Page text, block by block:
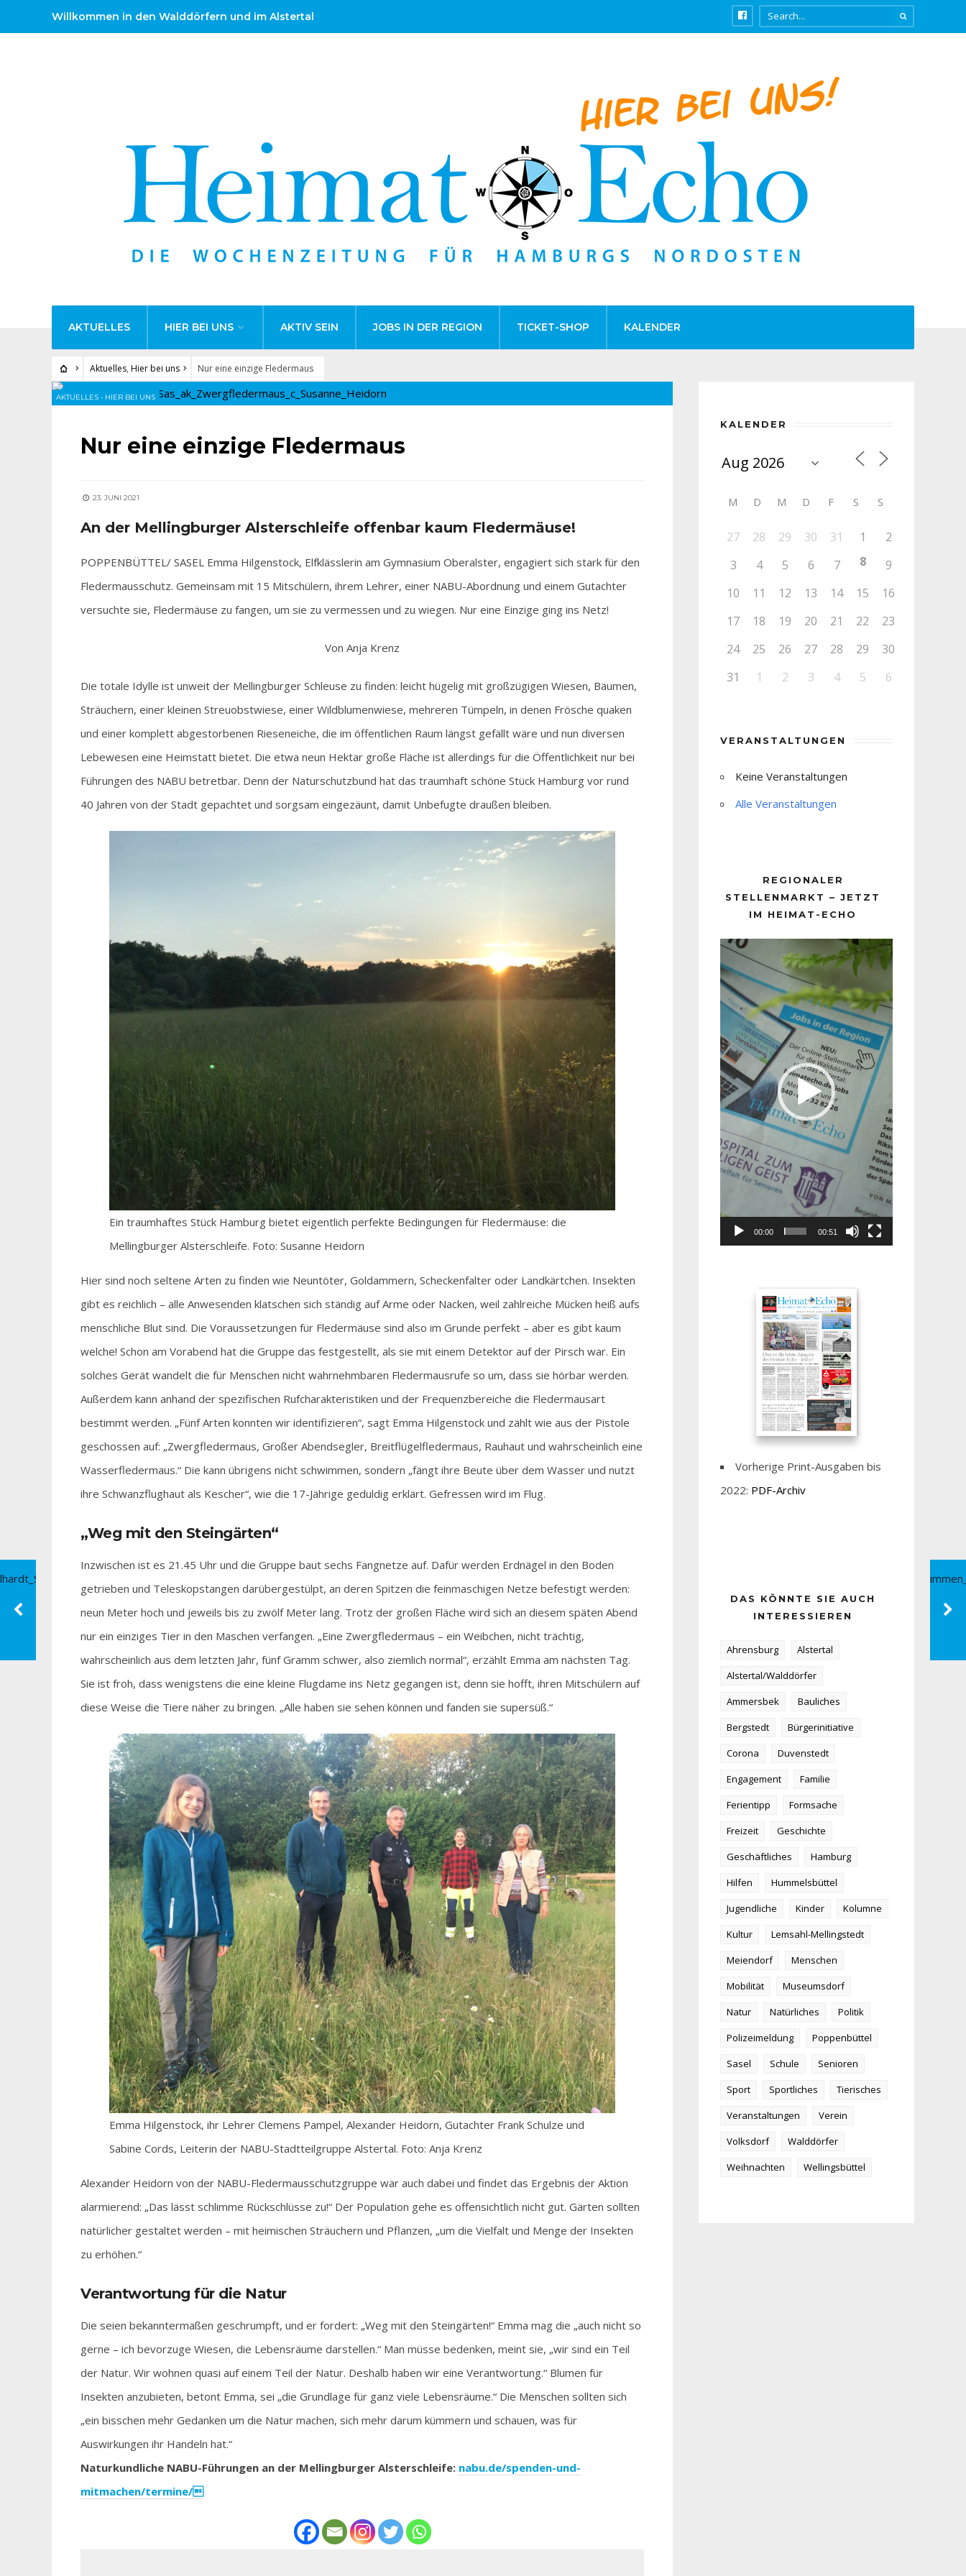
Willkommen in den Walddörfern und im Alstertal
AKTUELLES HIER BEI UNS AKTIV SEIN JOBS IN DER REGION TICKET-SHOP KALENDER
Aktuelles, Hier bei uns Nur eine einzige Fledermaus
AKTUELLES • HIER BEI UNS
Nur eine einzige Fledermaus
23. JUNI 2021
An der Mellingburger Alsterschleife offenbar kaum Fledermäuse!
POPPENBÜTTEL/ SASEL Emma Hilgenstock, Elfklässlerin am Gymnasium Oberalster, engagiert sich stark für den
Fledermausschutz. Gemeinsam mit 15 Mitschülern, ihrem Lehrer, einer NABU-Abordnung und einem Gutachter
versuchte sie, Fledermäuse zu fangen, um sie zu vermessen und zu wiegen. Nur eine Einzige ging ins Netz!
Von Anja Krenz
Die totale Idylle ist unweit der Mellingburger Schleuse zu finden: leicht hügelig mit großzügigen Wiesen, Bäumen,
Sträuchern, einer kleinen Streuobstwiese, einer Wildblumenwiese, mehreren Tümpeln, in denen Frösche quaken
und einer komplett abgestorbenen Rieseneiche, die im öffentlichen Raum längst gefällt wäre und nun diversen
Lebewesen eine Heimstatt bietet. Die etwa neun Hektar große Fläche ist allerdings für die Öffentlichkeit nur bei
Führungen des NABU betretbar. Denn der Naturschutzbund hat das traumhaft schöne Stück Hamburg vor rund
40 Jahren von der Stadt gepachtet und sorgsam eingezäunt, damit Unbefugte draußen bleiben.
Ein traumhaftes Stück Hamburg bietet eigentlich perfekte Bedingungen für Fledermäuse: die
Mellingburger Alsterschleife. Foto: Susanne Heidorn
Hier sind noch seltene Arten zu finden wie Neuntöter, Goldammern, Scheckenfalter oder Landkärtchen. Insekten
gibt es reichlich – alle Anwesenden klatschen sich ständig auf Arme oder Nacken, weil zahlreiche Mücken heiß aufs
menschliche Blut sind. Die Voraussetzungen für Fledermäuse sind also im Grunde perfekt – aber es gibt kaum
welche! Schon am Vorabend hat die Gruppe das festgestellt, als sie mit einem Detektor auf der Pirsch war. Ein
solches Gerät wandelt die für Menschen nicht wahrnehmbaren Fledermausrufe so um, dass sie hörbar werden.
Außerdem kann anhand der spezifischen Rufcharakteristiken und der Frequenzbereiche die Fledermausart
bestimmt werden. „Fünf Arten konnten wir identifizieren“, sagt Emma Hilgenstock und zählt wie aus der Pistole
geschossen auf: „Zwergfledermaus, Großer Abendsegler, Breitflügelfledermaus, Rauhaut und wahrscheinlich eine
Wasserfledermaus.“ Die kann übrigens nicht schwimmen, sondern „fängt ihre Beute über dem Wasser und nutzt
ihre Schwanzflughaut als Kescher“, wie die 17-Jährige geduldig erklärt. Gefressen wird im Flug.
„Weg mit den Steingärten“
Inzwischen ist es 21.45 Uhr und die Gruppe baut sechs Fangnetze auf. Dafür werden Erdnägel in den Boden
getrieben und Teleskopstangen darübergestülpt, an deren Spitzen die feinmaschigen Netze befestigt werden:
neun Meter hoch und jeweils bis zu zwölf Meter lang. Trotz der großen Fläche wird sich an diesem späten Abend
nur ein einziges Tier in den Maschen verfangen. „Eine Zwergfledermaus – ein Weibchen, nicht trächtig,
wahrscheinlich aus dem letzten Jahr, fünf Gramm schwer, also ziemlich normal“, erzählt Emma am nächsten Tag.
Sie ist froh, dass wenigstens die eine kleine Flugdame ins Netz gegangen ist, denn sie hofft, ihren Mitschülern auf
diese Weise die Tiere näher zu bringen. „Alle haben sie sehen können und fanden sie supersüß.“
Emma Hilgenstock, ihr Lehrer Clemens Pampel, Alexander Heidorn, Gutachter Frank Schulze und
Sabine Cords, Leiterin der NABU-Stadtteilgruppe Alstertal. Foto: Anja Krenz
Alexander Heidorn von der NABU-Fledermausschutzgruppe war auch dabei und findet das Ergebnis der Aktion
alarmierend: „Das lässt schlimme Rückschlüsse zu!“ Der Population gehe es offensichtlich nicht gut. Gärten sollten
natürlicher gestaltet werden – mit heimischen Sträuchern und Pflanzen, „um die Vielfalt und Menge der Insekten
zu erhöhen.“
Verantwortung für die Natur
Die seien bekanntermaßen geschrumpft, und er fordert: „Weg mit den Steingärten!“ Emma mag die „auch nicht so
gerne – ich bevorzuge Wiesen, die Lebensräume darstellen.“ Man müsse bedenken, meint sie, „wir sind ein Teil
der Natur. Wir wohnen quasi auf einem Teil der Natur. Deshalb haben wir eine Verantwortung.“ Blumen für
Insekten anzubieten, betont Emma, sei „die Grundlage für ganz viele Lebensräume.“ Die Menschen sollten sich
„ein bisschen mehr Gedanken um die Natur machen, sich mehr darum kümmern und schauen, was für
Auswirkungen ihr Handeln hat.“
Naturkundliche NABU-Führungen an der Mellingburger Alsterschleife: nabu.de/spenden-und-
mitmachen/termine/
KALENDER
M D M D F S S
27 28 29 30 31 1
2
3
4 5 6 7 8
9
10
11 12 13 14 15
16
17
18 19 20 21 22
23
24
25 26 27 28 29
30
31
1 2 3 4 5 6
VERANSTALTUNGEN
Keine Veranstaltungen
Alle Veranstaltungen
REGIONALER
STELLENMARKT – JETZT
IM HEIMAT-ECHO
Player
00:00 00:51
Vorherige Print-Ausgaben bis
2022: PDF-Archiv
DAS KÖNNTE SIE AUCH
INTERESSIEREN
Ahrensburg
Alstertal
Alstertal/Walddörfer
Ammersbek
Bauliches
Bergstedt
Bürgerinitiative
Corona
Duvenstedt
Engagement
Familie
Ferientipp
Formsache
Freizeit
Geschichte
Geschäftliches
Hamburg
Hilfen
Hummelsbüttel
Jugendliche
Kinder
Kolumne
Kultur
Lemsahl-Mellingstedt
Meiendorf
Menschen
Mobilität
Museumsdorf
Natur
Natürliches
Politik
Polizeimeldung
Poppenbüttel
Sasel
Schule
Senioren
Sport
Sportliches
Tierisches
Veranstaltungen
Verein
Volksdorf
Walddörfer
Weihnachten
Wellingsbüttel